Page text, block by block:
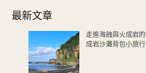
最新文章
走進海蝕與火成岩
成岩沙灘背包小旅行